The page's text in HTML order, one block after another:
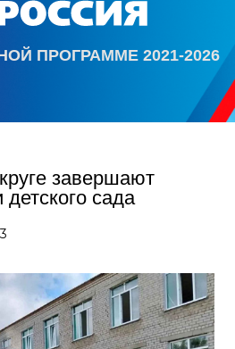
ПРОГРАММЕ 2021-2026
завершают
сада